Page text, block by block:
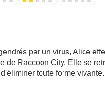
par un virus, Alice
de Raccoon City. Elle se
toute forme vivante.